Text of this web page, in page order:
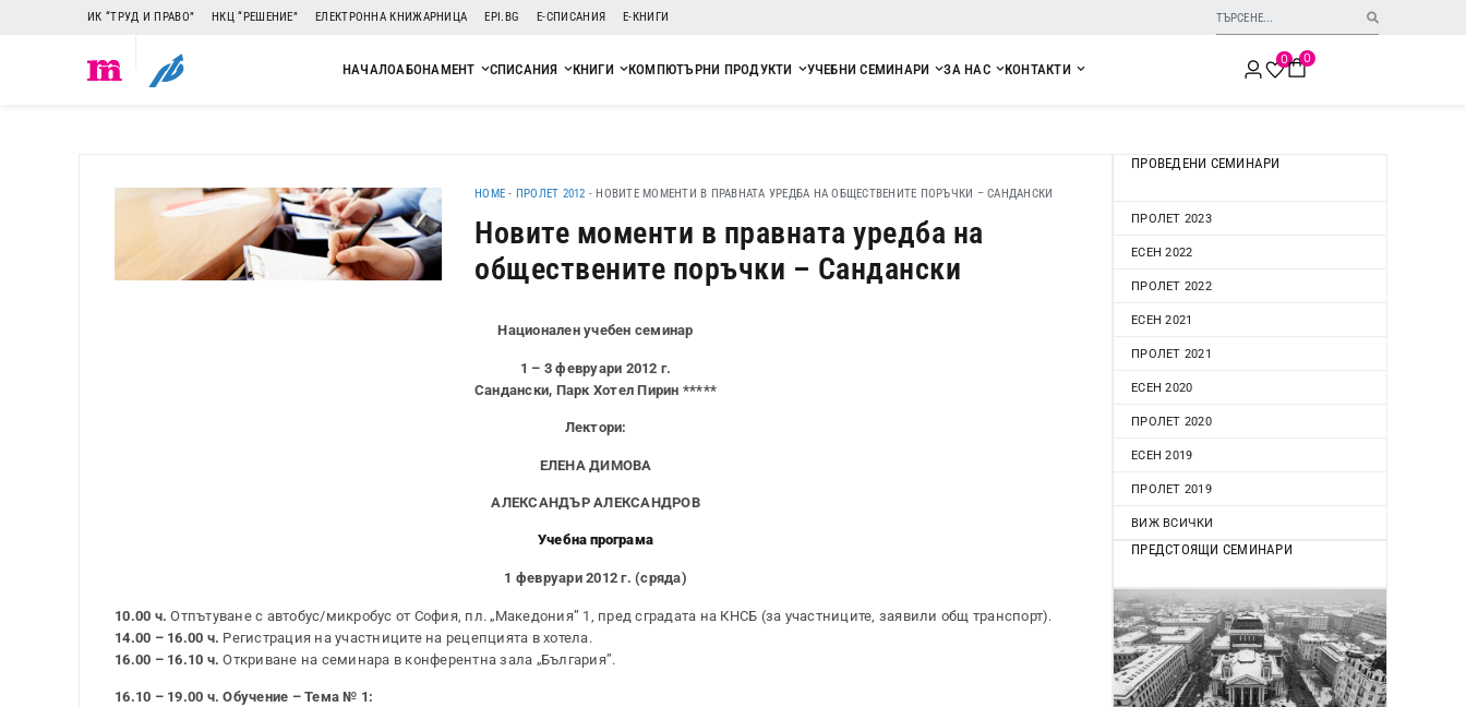
ИК “ТРУД И ПРАВО” НКЦ “РЕШЕНИЕ” ЕЛЕКТРОННА КНИЖАРНИЦА EPI.BG Е-СПИСАНИЯ Е-КНИГИ
НАЧАЛОАБОНАМЕНТ СПИСАНИЯ КНИГИ КОМПЮТЪРНИ ПРОДУКТИ УЧЕБНИ СЕМИНАРИ ЗА НАС КОНТАКТИ
0 0
HOME - ПРОЛЕТ 2012 -НОВИТЕ МОМЕНТИ В ПРАВНАТА УРЕДБА НА ОБЩЕСТВЕНИТЕ ПОРЪЧКИ – САНДАНСКИ
Новите моменти в правната уредба на
обществените поръчки – Сандански
Национален учебен семинар
1 – 3 февруари 2012 г.
Сандански, Парк Хотел Пирин *****
Лектори:
ЕЛЕНА ДИМОВА
АЛЕКСАНДЪР АЛЕКСАНДРОВ
Учебна програма
1 февруари 2012 г. (сряда)
10.00 ч. Отпътуване с автобус/микробус от София, пл. „Македония” 1, пред сградата на КНСБ (за участниците, заявили общ транспорт).
14.00 – 16.00 ч. Регистрация на участниците на рецепцията в хотела.
16.00 – 16.10 ч. Откриване на семинара в конферентна зала „България”.
16.10 – 19.00 ч. Обучение – Тема № 1:
ПРОВЕДЕНИ СЕМИНАРИ
ПРОЛЕТ 2023
ЕСЕН 2022
ПРОЛЕТ 2022
ЕСЕН 2021
ПРОЛЕТ 2021
ЕСЕН 2020
ПРОЛЕТ 2020
ЕСЕН 2019
ПРОЛЕТ 2019
ВИЖ ВСИЧКИ
ПРЕДСТОЯЩИ СЕМИНАРИ